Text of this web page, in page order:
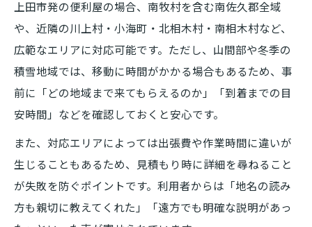
便利屋が家事代行から回収まで幅広く対応
可能
上田市発の便利屋の場合、南牧村を含む南佐久郡全域
や、近隣の川上村・小海町・北相木村・南相木村など、
広範なエリアに対応可能です。ただし、山間部や冬季の
積雪地域では、移動に時間がかかる場合もあるため、事
前に「どの地域まで来てもらえるのか」「到着までの目
安時間」などを確認しておくと安心です。
また、対応エリアによっては出張費や作業時間に違いが
生じることもあるため、見積もり時に詳細を尋ねること
が失敗を防ぐポイントです。利用者からは「地名の読み
方も親切に教えてくれた」「遠方でも明確な説明があっ